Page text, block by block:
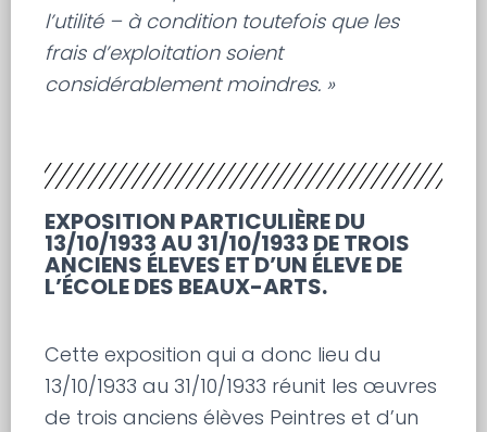
l’utilité – à condition toutefois que les
frais d’exploitation soient
considérablement moindres. »
EXPOSITION PARTICULIÈRE DU
13/10/1933 AU 31/10/1933 DE TROIS
ANCIENS ÉLEVES ET D’UN ÉLEVE DE
L’ÉCOLE DES BEAUX-ARTS.
Cette exposition qui a donc lieu du
13/10/1933 au 31/10/1933 réunit les œuvres
de trois anciens élèves Peintres et d’un